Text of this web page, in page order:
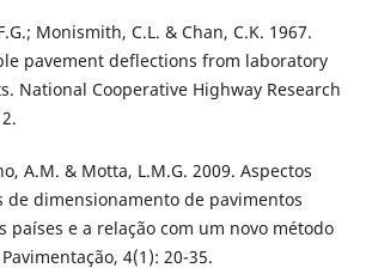
Monismith, C.L. & Chan, C.K. 1967.
pavement deflections from laboratory
National Cooperative Highway Research
A.M. & Motta, L.M.G. 2009. Aspectos
de dimensionamento de pavimentos
países e a relação com um novo método
4(1): 20-35.